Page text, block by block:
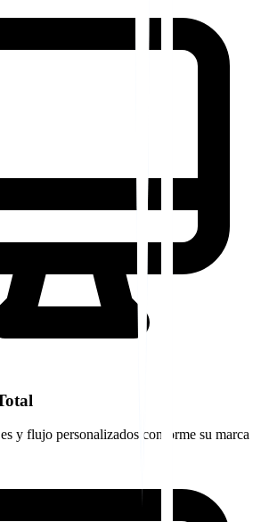
y flujo personalizados conforme su marca